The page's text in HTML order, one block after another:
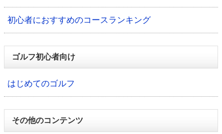
初心者におすすめのコースランキング
ゴルフ初心者向け
はじめてのゴルフ
その他のコンテンツ